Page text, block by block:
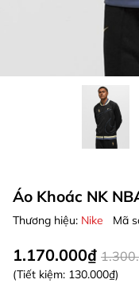
Áo Khoác NK
Thương hiệu: Nike Mã
1.170.000₫
(Tiết kiệm: 130.000₫)